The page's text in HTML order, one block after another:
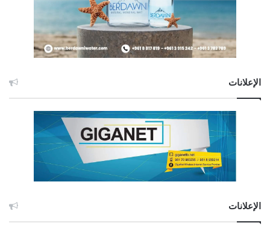
الإعلانات
الإعلانات